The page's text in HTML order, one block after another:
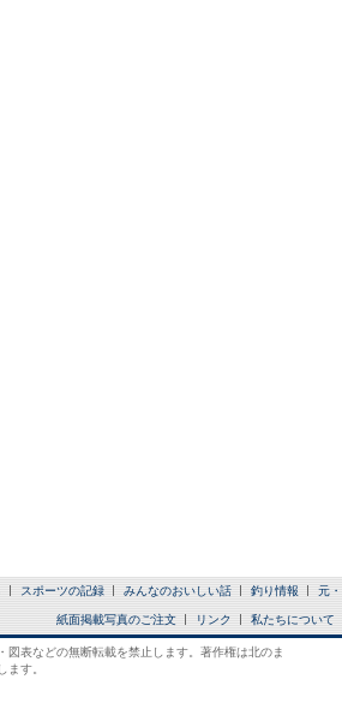
スポーツの記録 みんなのおいしい話 釣り情報 元
紙面掲載写真のご注文 リンク 私たちについて
図表などの無断転載を禁止します。著作権は北のま
ます。